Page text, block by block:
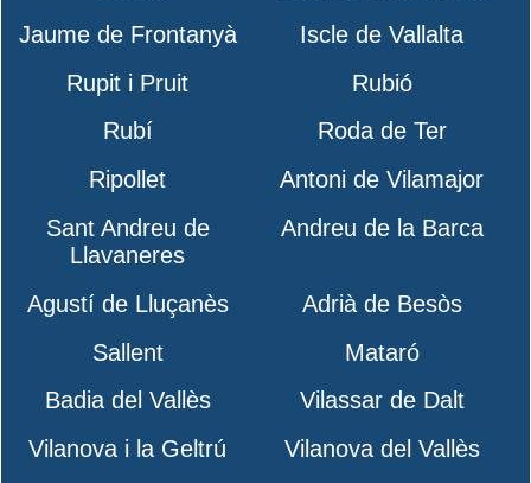
Jaume de Frontanyà
Iscle de Vallalta
Rupit i Pruit
Rubió
Rubí
Roda de Ter
Ripollet
Antoni de Vilamajor
Sant Andreu de
Llavaneres
Andreu de la Barca
Agustí de Lluçanès
Adrià de Besòs
Sallent
Mataró
Badia del Vallès
Vilassar de Dalt
Vilanova i la Geltrú
Vilanova del Vallès